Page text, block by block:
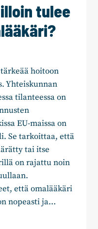
tulee
hoitoon
Yhteiskunnan
tilanteessa on
EU-maissa on
Se tarkoittaa, että
tai itse
on rajattu noin
että omalääkäri
nopeasti ja…